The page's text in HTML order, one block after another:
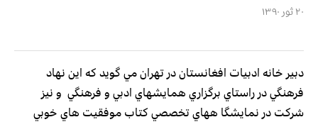
۲۰ ثور ۱۳۹۰
دبير خانه ادبيات افغانستان در تهران مي گويد كه اين نهاد
فرهنگي در راستاي برگزاري همايشهاي ادبي و فرهنگي و نيز
شركت در نمايشگا ههاي تخصصي كتاب موفقيت هاي خوبي